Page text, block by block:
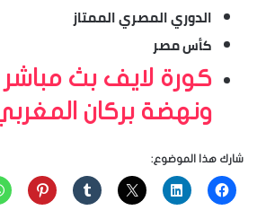
الدوري المصري الممتاز
كأس مصر
كورة لايف بث مباشر
ونهضة بركان
شارك هذا الموضوع: